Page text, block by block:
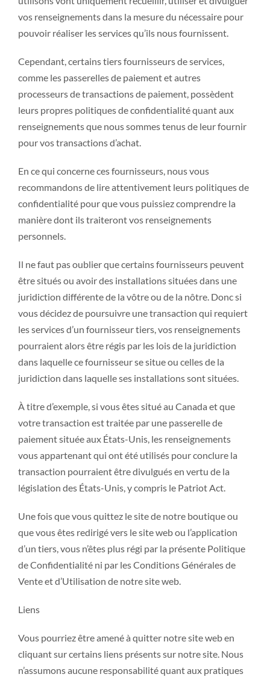
vos renseignements dans la mesure du nécessaire pour
pouvoir réaliser les services qu’ils nous fournissent.
Cependant, certains tiers fournisseurs de services,
comme les passerelles de paiement et autres
processeurs de transactions de paiement, possèdent
leurs propres politiques de confidentialité quant aux
renseignements que nous sommes tenus de leur fournir
pour vos transactions d’achat.
En ce qui concerne ces fournisseurs, nous vous
recommandons de lire attentivement leurs politiques de
confidentialité pour que vous puissiez comprendre la
manière dont ils traiteront vos renseignements
personnels.
Il ne faut pas oublier que certains fournisseurs peuvent
être situés ou avoir des installations situées dans une
juridiction différente de la vôtre ou de la nôtre. Donc si
vous décidez de poursuivre une transaction qui requiert
les services d’un fournisseur tiers, vos renseignements
pourraient alors être régis par les lois de la juridiction
dans laquelle ce fournisseur se situe ou celles de la
juridiction dans laquelle ses installations sont situées.
À titre d’exemple, si vous êtes situé au Canada et que
votre transaction est traitée par une passerelle de
paiement située aux États-Unis, les renseignements
vous appartenant qui ont été utilisés pour conclure la
transaction pourraient être divulgués en vertu de la
législation des États-Unis, y compris le Patriot Act.
Une fois que vous quittez le site de notre boutique ou
que vous êtes redirigé vers le site web ou l’application
d’un tiers, vous n’êtes plus régi par la présente Politique
de Confidentialité ni par les Conditions Générales de
Vente et d’Utilisation de notre site web.
Liens
Vous pourriez être amené à quitter notre site web en
cliquant sur certains liens présents sur notre site. Nous
n’assumons aucune responsabilité quant aux pratiques